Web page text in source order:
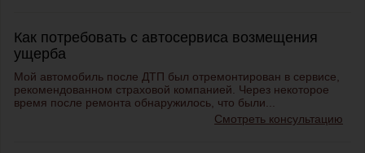
Как потребовать с автосервиса возмещения
ущерба
Мой автомобиль после ДТП был отремонтирован в сервисе,
рекомендованном страховой компанией. Через некоторое
время после ремонта обнаружилось, что были...
Смотреть консультацию